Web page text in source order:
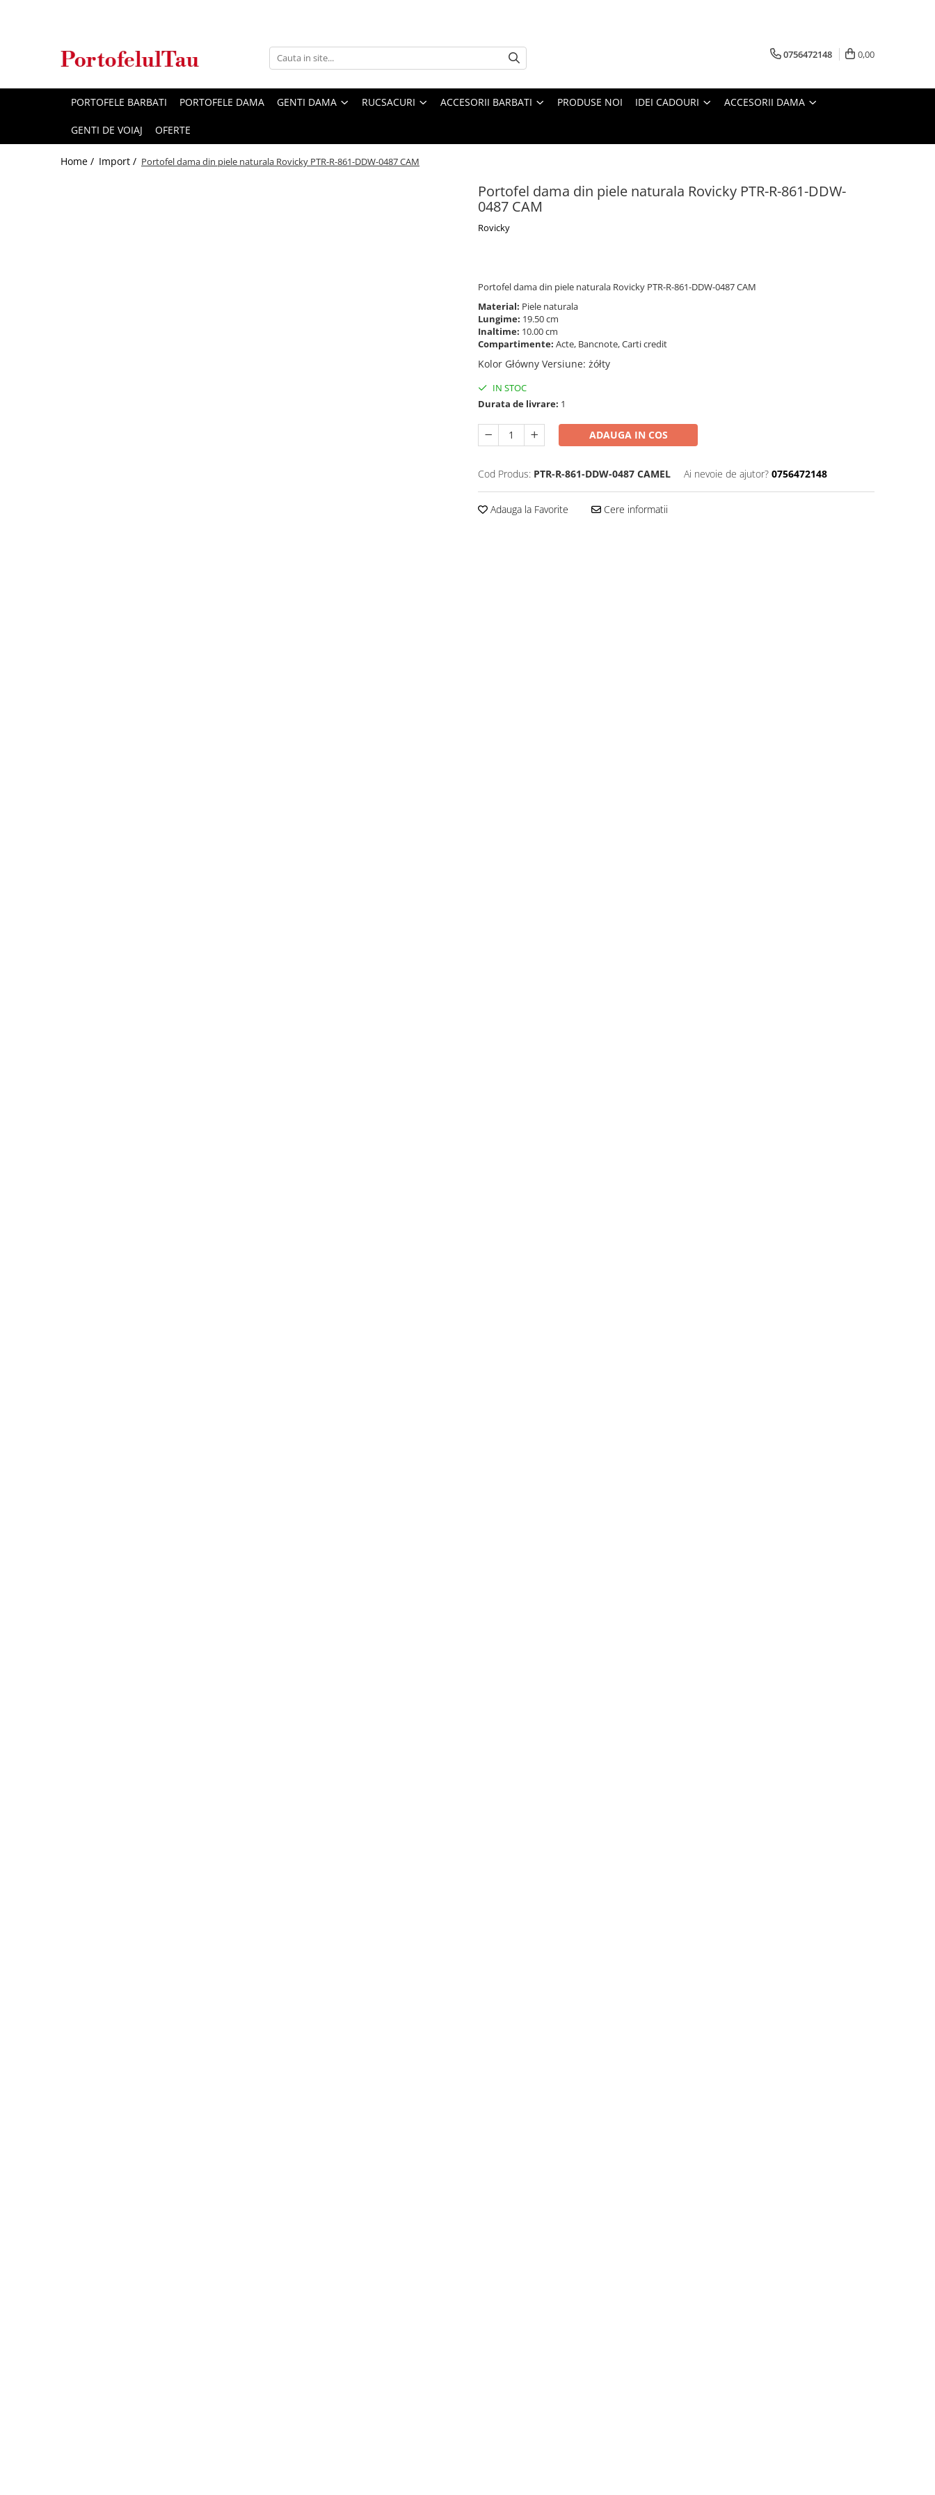
0756472148 0,00
PORTOFELE BARBATI PORTOFELE DAMA GENTI DAMA RUCSACURI ACCESORII BARBATI PRODUSE NOI IDEI CADOURI ACCESORII DAMA
GENTI DE VOIAJ OFERTE
Home / Import / Portofel dama din piele naturala Rovicky PTR-R-861-DDW-0487 CAM
Portofel dama din piele naturala Rovicky PTR-R-861-DDW-
0487 CAM
Rovicky
Portofel dama din piele naturala Rovicky PTR-R-861-DDW-0487 CAM
Material: Piele naturala
Lungime: 19.50 cm
Inaltime: 10.00 cm
Compartimente: Acte, Bancnote, Carti credit
Kolor Główny Versiune: żółty
IN STOC
Durata de livrare: 1
ADAUGA IN COS
Cod Produs: PTR-R-861-DDW-0487 CAMEL Ai nevoie de ajutor? 0756472148
Adauga la Favorite Cere informatii